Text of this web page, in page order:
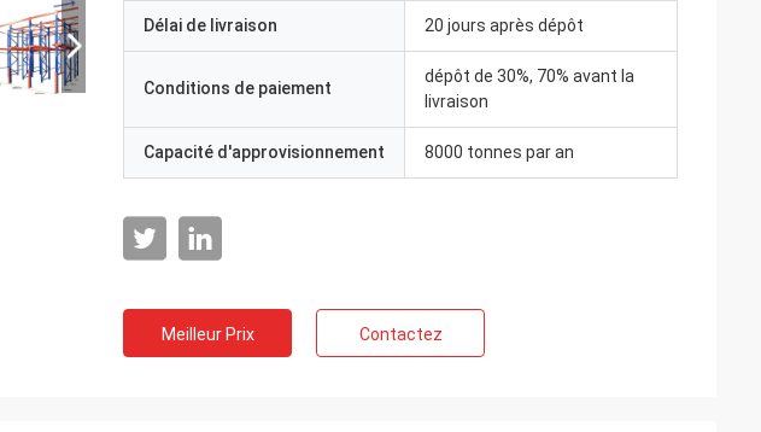
Délai de livraison 20 jours après dépôt
Conditions de paiement
dépôt de 30%, 70% avant la
livraison
Capacité d'approvisionnement 8000 tonnes par an
Meilleur Prix Contactez